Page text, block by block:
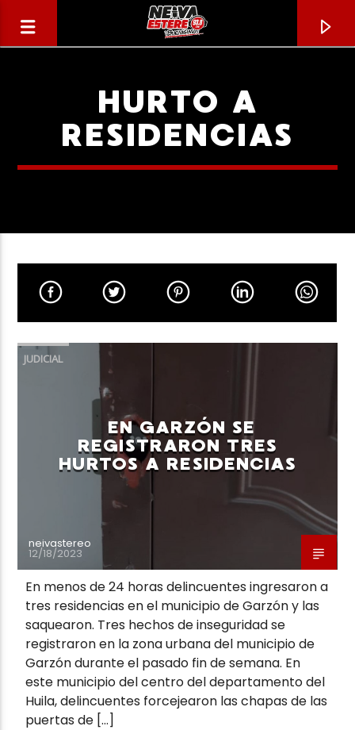
CANCIÓN ACTUAL
TÍTULO
ARTISTA
Neiva Estereo
HURTO A
RESIDENCIAS
JUDICIAL
EN GARZÓN SE
REGISTRARON TRES
HURTOS A RESIDENCIAS
neivastereo
12/18/2023
En menos de 24 horas delincuentes ingresaron a
tres residencias en el municipio de Garzón y las
saquearon. Tres hechos de inseguridad se
registraron en la zona urbana del municipio de
Garzón durante el pasado fin de semana. En
este municipio del centro del departamento del
Huila, delincuentes forcejearon las chapas de las
puertas de […]